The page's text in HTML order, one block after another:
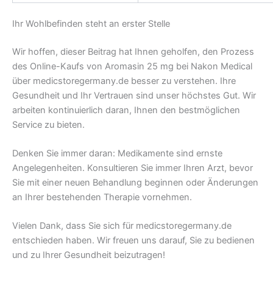
Ihr Wohlbefinden steht an erster Stelle
Wir hoffen, dieser Beitrag hat Ihnen geholfen, den Prozess
des Online-Kaufs von Aromasin 25 mg bei Nakon Medical
über medicstoregermany.de besser zu verstehen. Ihre
Gesundheit und Ihr Vertrauen sind unser höchstes Gut. Wir
arbeiten kontinuierlich daran, Ihnen den bestmöglichen
Service zu bieten.
Denken Sie immer daran: Medikamente sind ernste
Angelegenheiten. Konsultieren Sie immer Ihren Arzt, bevor
Sie mit einer neuen Behandlung beginnen oder Änderungen
an Ihrer bestehenden Therapie vornehmen.
Vielen Dank, dass Sie sich für medicstoregermany.de
entschieden haben. Wir freuen uns darauf, Sie zu bedienen
und zu Ihrer Gesundheit beizutragen!